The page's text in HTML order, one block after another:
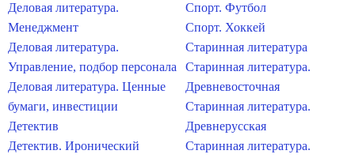
Деловая литература.
Менеджмент
Деловая литература.
Управление, подбор персонала
Деловая литература. Ценные
бумаги, инвестиции
Детектив
Детектив. Иронический
Спорт. Футбол
Спорт. Хоккей
Старинная литература
Старинная литература.
Древневосточная
Старинная литература.
Древнерусская
Старинная литература.